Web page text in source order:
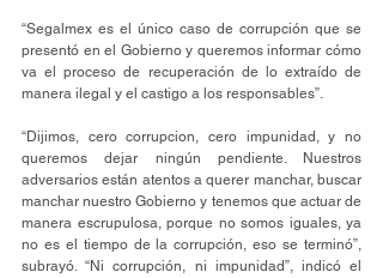
“Segalmex es el único caso de corrupción que se
presentó en el Gobierno y queremos informar cómo
va el proceso de recuperación de lo extraído de
manera ilegal y el castigo a los responsables”.
“Dijimos, cero corrupcion, cero impunidad, y no
queremos dejar ningún pendiente. Nuestros
adversarios están atentos a querer manchar, buscar
manchar nuestro Gobierno y tenemos que actuar de
manera escrupulosa, porque no somos iguales, ya
no es el tiempo de la corrupción, eso se terminó”,
subrayó. “Ni corrupción, ni impunidad”, indicó el